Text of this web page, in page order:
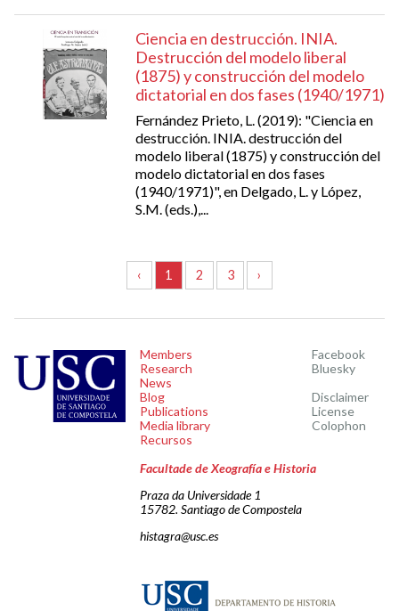
Ciencia en destrucción. INIA.
Destrucción del modelo liberal
(1875) y construcción del modelo
dictatorial en dos fases (1940/1971)
Fernández Prieto, L. (2019): "Ciencia en
destrucción. INIA. destrucción del
modelo liberal (1875) y construcción del
modelo dictatorial en dos fases
(1940/1971)", en Delgado, L. y López,
S.M. (eds.),...
‹ 1 2 3 ›
Members
Research
News
Blog
Publications
Media library
Recursos
Facebook
Bluesky
Disclaimer
License
Colophon
Facultade de Xeografía e Historia
Praza da Universidade 1
15782. Santiago de Compostela
histagra@usc.es